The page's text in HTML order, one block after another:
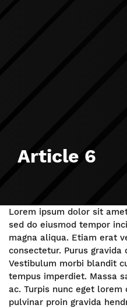
Article 6
Lorem ipsum dolor sit
sed do eiusmod tempor
magna aliqua. Etiam erat
consectetur. Purus
Vestibulum morbi blandit
tempus imperdiet. Massa
ac. Turpis nunc eget lorem
pulvinar proin gravida